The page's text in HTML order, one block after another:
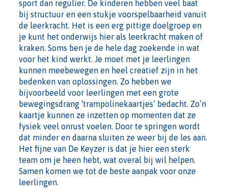
sport dan regulier. De kinderen hebben veel baat
bij structuur en een stukje voorspelbaarheid vanuit
de leerkracht. Het is een erg pittige doelgroep en
je kunt het onderwijs hier als leerkracht maken of
kraken. Soms ben je de hele dag zoekende in wat
voor het kind werkt. Je moet met je leerlingen
kunnen meebewegen en heel creatief zijn in het
bedenken van oplossingen. Zo hebben we
bijvoorbeeld voor leerlingen met een grote
bewegingsdrang ‘trampolinekaartjes’ bedacht. Zo’n
kaartje kunnen ze inzetten op momenten dat ze
fysiek veel onrust voelen. Door te springen wordt
dat minder en daarna sluiten ze weer bij de les aan.
Het fijne van De Keyzer is dat je hier een sterk
team om je heen hebt, wat overal bij wil helpen.
Samen komen we tot de beste aanpak voor onze
leerlingen.